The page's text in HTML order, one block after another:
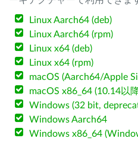
Linux Aarch64 (deb)
Linux Aarch64 (rpm)
Linux x64 (deb)
Linux x64 (rpm)
macOS (Aarch64/Apple
macOS x86_64 (10.14以
Windows (32 bit,
Windows Aarch64
Windows x86_64